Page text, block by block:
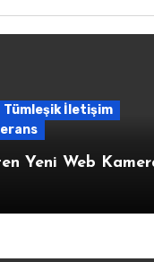
Tümleşik İletişim
Yeni Web